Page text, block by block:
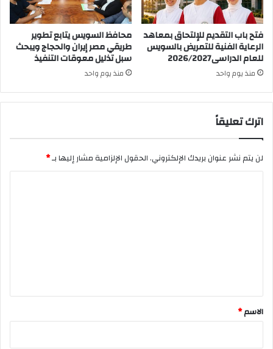
فتح باب التقديم للإلتحاق بمعاهد
الرعاية الفنية للتمريض بالسويس
للعام الدراسى2026/2027
منذ يوم واحد
محافظ السويس يتابع تطوير
طريقي مصر إيران والحجاج ويبحث
سبل تذليل معوقات التنفيذ
منذ يوم واحد
اترك تعليقاً
لن يتم نشر عنوان بريدك الإلكتروني.الحقول الإلزامية مشار إليها بـ*
*
الاسم*